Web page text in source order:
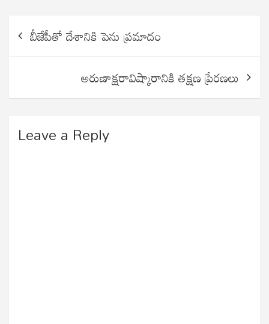
Post
navigation
బీజేపీతో దేశానికి పెను ప్ర‌మాదం
అరుణాక్షరావిష్కారానికి తక్షణ ప్రేరణలు
Leave a Reply